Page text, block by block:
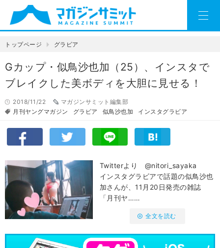
トップページ グラビア
Gカップ・似鳥沙也加（25）、インスタで
ブレイクした美ボディを大胆に見せる！
2018/11/22
マガジンサミット編集部
月刊ヤングマガジン
グラビア 似鳥沙也加 インスタグラビア
Twitterより @nitori_sayaka
インスタグラビアで話題の似鳥沙也
加さんが、11月20日発売の雑誌
「月刊ヤ……
全文を読む